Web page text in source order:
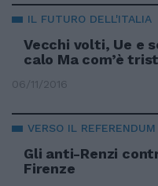
IL FUTURO DELL'ITALIA
Vecchi volti, Ue e
calo Ma com’è
06/11/2016
VERSO IL REFERENDUM
Gli anti-Renzi
Firenze